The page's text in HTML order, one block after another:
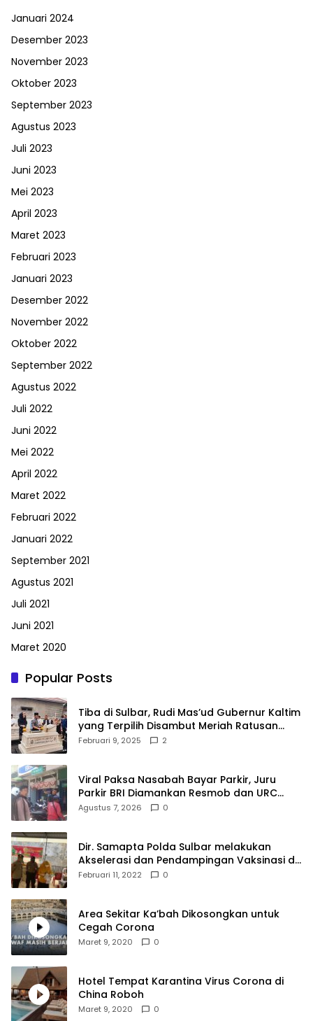
Januari 2024
Desember 2023
November 2023
Oktober 2023
September 2023
Agustus 2023
Juli 2023
Juni 2023
Mei 2023
April 2023
Maret 2023
Februari 2023
Januari 2023
Desember 2022
November 2022
Oktober 2022
September 2022
Agustus 2022
Juli 2022
Juni 2022
Mei 2022
April 2022
Maret 2022
Februari 2022
Januari 2022
September 2021
Agustus 2021
Juli 2021
Juni 2021
Maret 2020
Popular Posts
Tiba di Sulbar, Rudi Mas’ud Gubernur Kaltim
yang Terpilih Disambut Meriah Ratusan
Masyarakat
Februari 9, 2025 2
Viral Paksa Nasabah Bayar Parkir, Juru
Parkir BRI Diamankan Resmob dan URC
Polresta Mamuju
Agustus 7, 2026 0
Dir. Samapta Polda Sulbar melakukan
Akselerasi dan Pendampingan Vaksinasi di
SDN 001 Polewali
Februari 11, 2022 0
Area Sekitar Ka’bah Dikosongkan untuk
Cegah Corona
Maret 9, 2020 0
Hotel Tempat Karantina Virus Corona di
China Roboh
Maret 9, 2020 0